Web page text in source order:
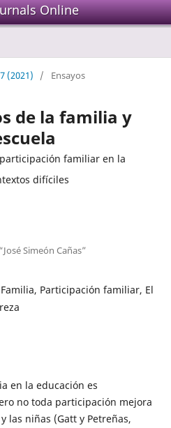
Online
(2021) / Ensayos
de la familia y
familiar en la
difíciles
Simeón Cañas”
Participación familiar, El
en la educación es
no toda participación mejora
las niñas (Gatt y Petreñas,